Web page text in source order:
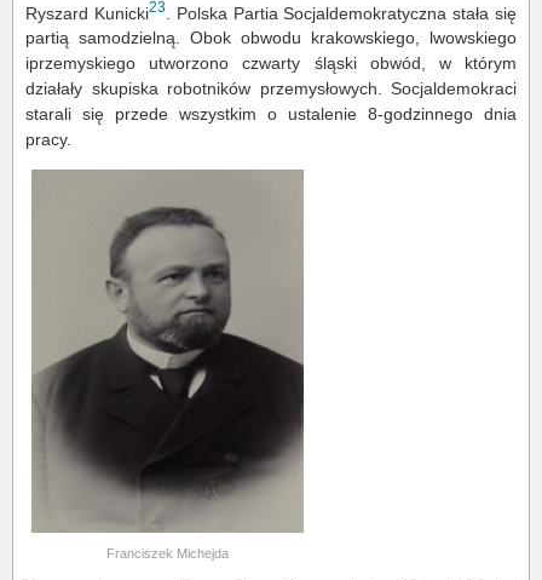
Ryszard Kunicki23. Polska Partia Socjaldemokratyczna stała się
partią samodzielną. Obok obwodu krakowskiego, lwowskiego
iprzemyskiego utworzono czwarty śląski obwód, w którym
działały skupiska robotników przemysłowych. Socjaldemokraci
starali się przede wszystkim o ustalenie 8-godzinnego dnia
pracy.
Franciszek Michejda